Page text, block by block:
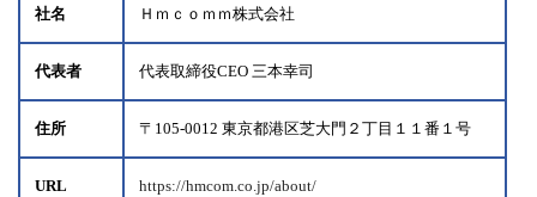
社名 Ｈｍｃｏｍｍ株式会社
代表者 代表取締役CEO 三本幸司
住所 〒105-0012 東京都港区芝大門２丁目１１番１号
URL https://hmcom.co.jp/about/